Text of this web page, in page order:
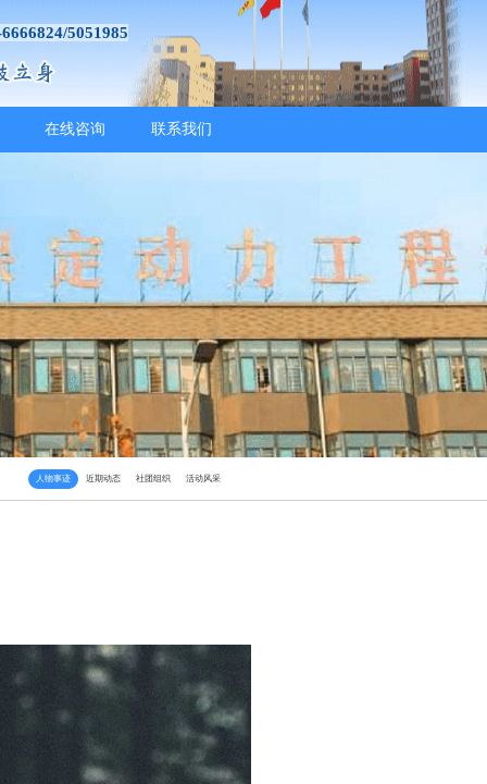
5051985
在线咨询 联系我们
人物事迹 近期动态 社团组织 活动风采